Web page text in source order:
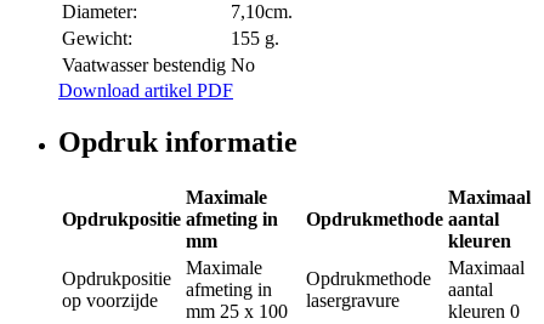
Diameter:
7,10cm.
Gewicht:
155 g.
Vaatwasser bestendig No
Download artikel PDF
Opdruk informatie
Opdrukpositie
Maximale
afmeting in
mm
Opdrukmethode
Maximaal
aantal
kleuren
Opdrukpositie
op voorzijde
Maximale
afmeting in
mm 25 x 100
Opdrukmethode
lasergravure
Maximaal
aantal
kleuren 0